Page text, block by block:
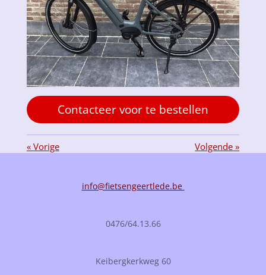
Contacteer voor te bestellen
« Vorige Volgende »
info@fietsengeertlede.be
0476/64.13.66
Keibergkerkweg 60